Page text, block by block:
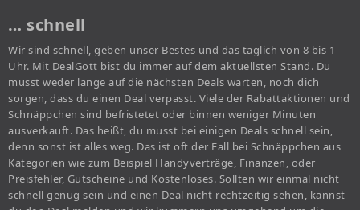
… schnell
Wir sind schnell, geben unser Bestes und das täglich von 8 bis 1
Uhr. Mit DealGott bist du immer auf dem aktuellsten Stand. Du
musst weder lange auf die nächsten Deals warten, noch dich
sorgen, dass du einen Deal verpasst. Viele der Rabattaktionen und
Schnäppchen sind befristetet oder binnen weniger Minuten
ausverkauft. Das heißt, du musst bei einigen Deals schnell sein,
denn sonst ist alles weg. Das ist oft der Fall bei Schnäppchen aus
Kategorien wie zum Beispiel Handyverträge, Finanzen, oder
Preisfehler, Gutscheine und Kostenloses. Sollten wir einmal nicht
schnell genug sein und einen Deal nicht rechtzeitig sehen, kannst